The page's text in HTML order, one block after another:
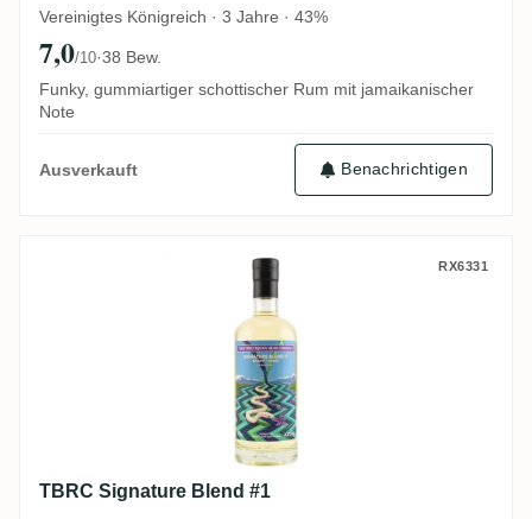
Vereinigtes Königreich · 3 Jahre · 43%
7,0/10·38 Bew.
Funky, gummiartiger schottischer Rum mit jamaikanischer
Note
Ausverkauft Benachrichtigen
TBRC Signature Blend #1 RX6331
TBRC Signature Blend #1